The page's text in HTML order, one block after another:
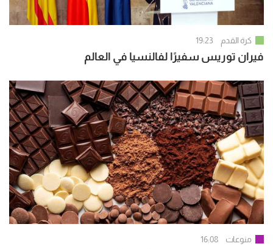
كرة القدم 19:23
فيران توريس سفيرًا لفالنسيا في العالم
منوعات 16:08